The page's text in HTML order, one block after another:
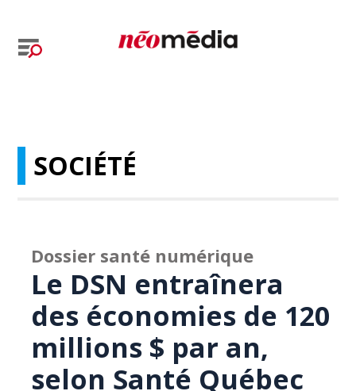
SOCIÉTÉ
Dossier santé numérique
Le DSN entraînera
des économies de 120
millions $ par an,
selon Santé Québec